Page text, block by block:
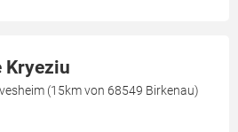
Kryeziu
(15km von 68549 Birkenau)